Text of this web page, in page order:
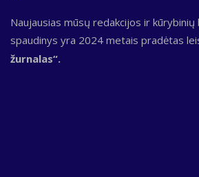
Naujausias mūsų redakcijos ir
spaudinys yra 2024 metais pradėtas
žurnalas“.